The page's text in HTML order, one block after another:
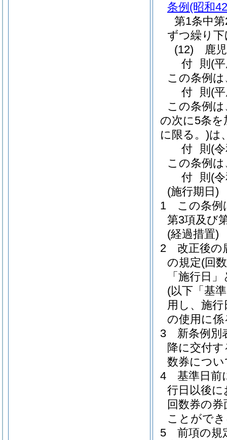
条例 (昭和
第1条中
ずつ繰り
(12) 鹿児
付 則 (
この条例
付 則 (
この条例
の次に5条を
に限る。)は
付 則 (
この条例
付 則 (
(施行期日)
1
この条例
第3項及び
(経過措置)
2
改正後の
の規定(回
「施行日
(以下「基
用し、施
の使用に
3
新条例別
降に交付
数券につ
4
基準日前
行日以後
回数券の
ことがで
5
前項の規